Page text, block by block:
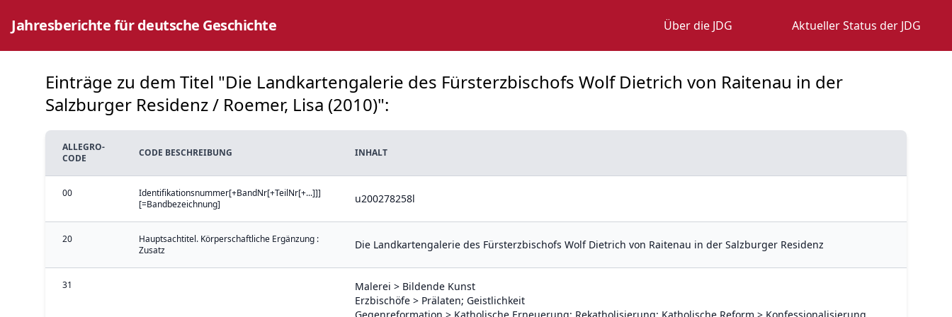
Jahresberichte für deutsche Geschichte Über die JDG Aktueller Status der JDG
Einträge zu dem Titel "Die Landkartengalerie des Fürsterzbischofs Wolf Dietrich von Raitenau in der
Salzburger Residenz / Roemer, Lisa (2010)":
ALLEGRO-
CODE
CODE BESCHREIBUNG INHALT
00
Identifikationsnummer[+BandNr[+TeilNr[+...]]]
[=Bandbezeichnung]
u200278258l
20
Hauptsachtitel. Körperschaftliche Ergänzung :
Zusatz
Die Landkartengalerie des Fürsterzbischofs Wolf Dietrich von Raitenau in der Salzburger Residenz
31
Malerei > Bildende Kunst
Erzbischöfe > Prälaten; Geistlichkeit